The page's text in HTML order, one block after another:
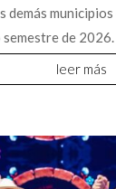
demás
de 2026.
leer más